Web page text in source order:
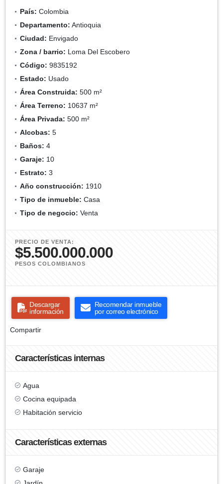
País: Colombia
Departamento: Antioquia
Ciudad: Envigado
Zona / barrio: Loma Del Escobero
Código: 9835192
Estado: Usado
Área Construida: 500 m²
Área Terreno: 10637 m²
Área Privada: 500 m²
Alcobas: 5
Baños: 4
Garaje: 10
Estrato: 3
Año construcción: 1910
Tipo de inmueble: Casa
Tipo de negocio: Venta
PRECIO DE VENTA:
$5.500.000.000
PESOS COLOMBIANOS
Descargar
información
Recomendar inmueble
por correo electrónico
Compartir
Características internas
Agua
Cocina equipada
Habitación servicio
Características externas
Garaje